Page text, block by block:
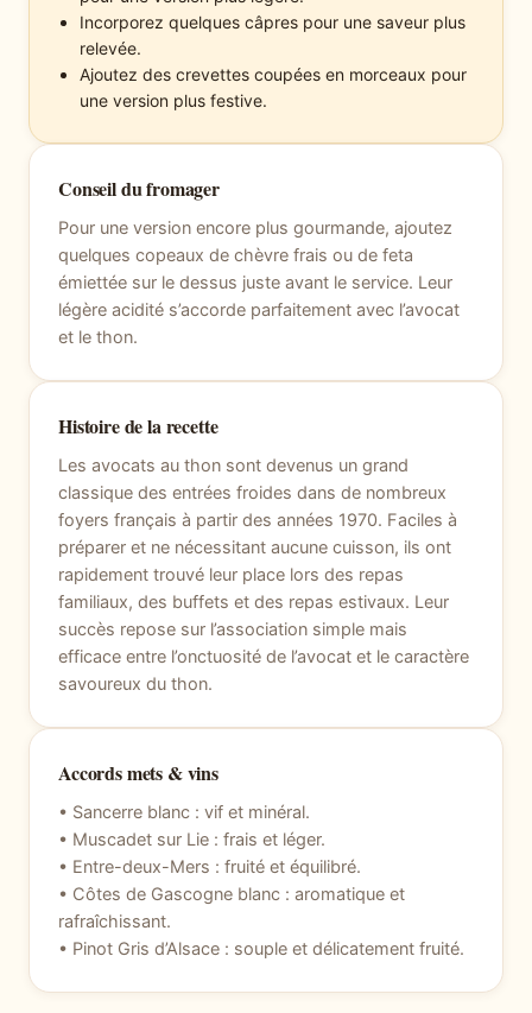
Incorporez quelques câpres pour une saveur plus
relevée.
Ajoutez des crevettes coupées en morceaux pour
une version plus festive.
Conseil du fromager
Pour une version encore plus gourmande, ajoutez
quelques copeaux de chèvre frais ou de feta
émiettée sur le dessus juste avant le service. Leur
légère acidité s’accorde parfaitement avec l’avocat
et le thon.
Histoire de la recette
Les avocats au thon sont devenus un grand
classique des entrées froides dans de nombreux
foyers français à partir des années 1970. Faciles à
préparer et ne nécessitant aucune cuisson, ils ont
rapidement trouvé leur place lors des repas
familiaux, des buffets et des repas estivaux. Leur
succès repose sur l’association simple mais
efficace entre l’onctuosité de l’avocat et le caractère
savoureux du thon.
Accords mets & vins
• Sancerre blanc : vif et minéral.
• Muscadet sur Lie : frais et léger.
• Entre-deux-Mers : fruité et équilibré.
• Côtes de Gascogne blanc : aromatique et
rafraîchissant.
• Pinot Gris d’Alsace : souple et délicatement fruité.